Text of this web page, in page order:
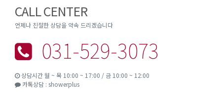
CALL CENTER
언제나 친절한 상담을 약속 드리겠습니다
031-529-3073
상담시간 월 ~ 목 10:00 ~ 17:00 / 금 10:00 ~ 12:00
카톡상담 : showerplus